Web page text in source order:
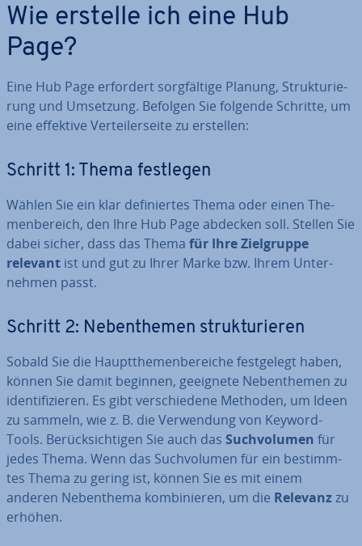
Wie erstelle ich eine Hub
Page?
Eine Hub Page erfordert sorg­fäl­ti­ge Planung, Struk­tu­rie­
rung und Umsetzung. Befolgen Sie folgende Schritte, um
eine effektive Ver­tei­ler­sei­te zu erstellen:
Schritt 1: Thema festlegen
Wählen Sie ein klar de­fi­nier­tes Thema oder einen The­
men­be­reich, den Ihre Hub Page abdecken soll. Stellen Sie
dabei sicher, dass das Thema für Ihre Ziel­grup­pe
relevant ist und gut zu Ihrer Marke bzw. Ihrem Un­ter­
neh­men passt.
Schritt 2: Ne­ben­the­men struk­tu­rie­ren
Sobald Sie die Haupt­the­men­be­rei­che fest­ge­legt haben,
können Sie damit beginnen, geeignete Ne­ben­the­men zu
iden­ti­fi­zie­ren. Es gibt ver­schie­de­ne Methoden, um Ideen
zu sammeln, wie z. B. die Ver­wen­dung von Keyword-
Tools. Be­rück­sich­ti­gen Sie auch das Such­vo­lu­men für
jedes Thema. Wenn das Such­vo­lu­men für ein be­stimm­
tes Thema zu gering ist, können Sie es mit einem
anderen Ne­ben­the­ma kom­bi­nie­ren, um die Relevanzzu
erhöhen.